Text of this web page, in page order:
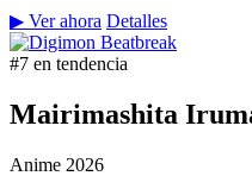
▶ Ver ahora Detalles
#7 en tendencia
Mairimashita
Anime 2026